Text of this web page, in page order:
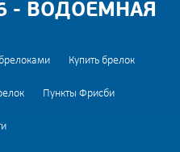
- ВОДОЕМНАЯ
Купить брелок
Пункты Фрисби